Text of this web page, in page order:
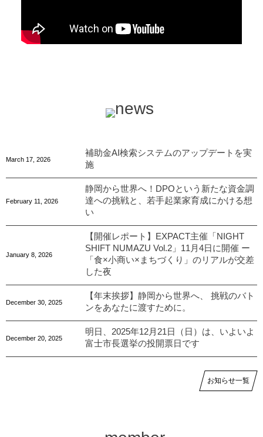
March 17 2026
補助金AI検索システムのアップデートを実
施
February 11 2026
静岡から世界へ！DPOという新たな資金調
達への挑戦と、若手起業家育成にかける想
い
January 8 2026
【開催レポート】EXPACT主催「NIGHT
SHIFT NUMAZU Vol.2」11月4日に開催 ー
「食×小商い×まちづくり」のリアルが交差
した夜
December 30 2025
【年末挨拶】静岡から世界へ、 挑戦のバト
ンをあなたに渡すために。
December 20 2025
明日、2025年12月21日（日）は、いよいよ
富士市長選挙の投開票日です
お知らせ一覧